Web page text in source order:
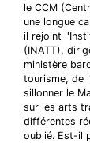
le CCM
une longue
il rejoint
(INATT),
ministère
tourisme, de
sillonner le
sur les arts
différentes
oublié. Est-il